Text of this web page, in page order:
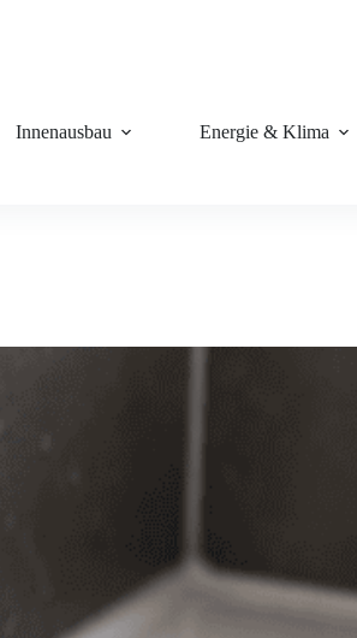
Innenausbau Energie & Klima